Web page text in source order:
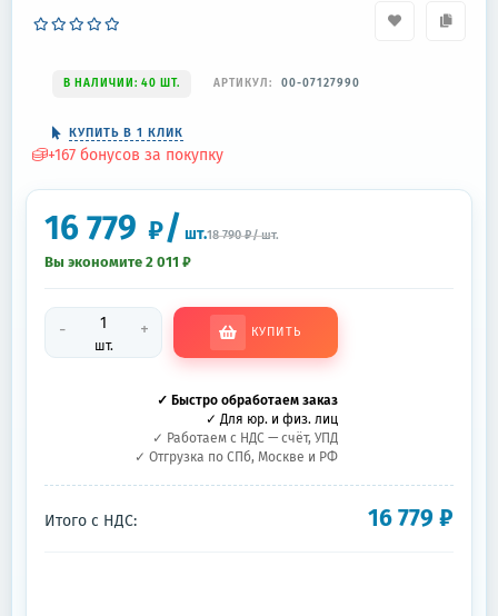
В НАЛИЧИИ: 40 ШТ. АРТИКУЛ: 00-07127990
КУПИТЬ В 1 КЛИК
+167 бонусов за покупку
16 779 ₽/ шт.18 790 ₽/шт.
Вы экономите 2 011 ₽
-
шт.
+ КУПИТЬ
✓ Быстро обработаем заказ
✓ Для юр. и физ. лиц
✓ Работаем с НДС — счёт, УПД
✓ Отгрузка по СПб, Москве и РФ
Итого с НДС: 16 779 ₽